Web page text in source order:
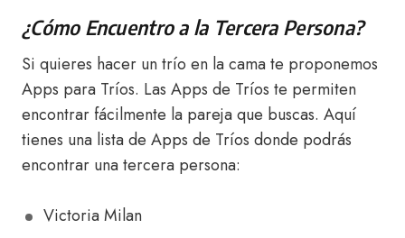
¿Cómo Encuentro a la Tercera Persona?
Si quieres hacer un trío en la cama te proponemos
Apps para Tríos. Las Apps de Tríos te permiten
encontrar fácilmente la pareja que buscas. Aquí
tienes una lista de Apps de Tríos donde podrás
encontrar una tercera persona:
Victoria Milan